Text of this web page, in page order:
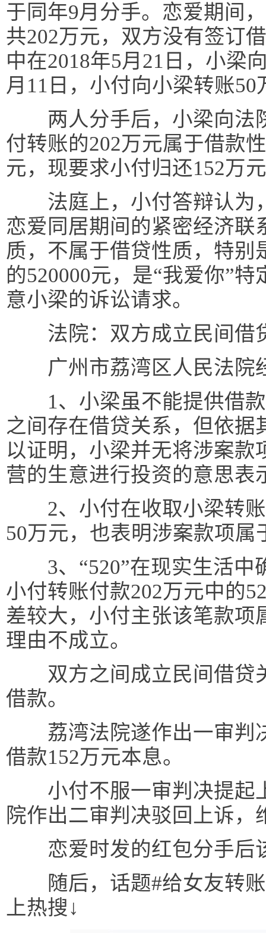
于同年9月分手。恋爱期间
共202万元，双方没有签订
中在2018年5月21日，小梁
月11日，小付向小梁转账50
两人分手后，小梁向法
付转账的202万元属于借款
元，现要求小付归还152万
法庭上，小付答辩认为
恋爱同居期间的紧密经济联
质，不属于借贷性质，特别
的520000元，是“我爱你”
意小梁的诉讼请求。
法院：双方成立民间借
广州市荔湾区人民法院
1、小梁虽不能提供借款
之间存在借贷关系，但依据
以证明，小梁并无将涉案款
营的生意进行投资的意思表
2、小付在收取小梁转账
50万元，也表明涉案款项属
3、“520”在现实生活中
小付转账付款202万元中的
差较大，小付主张该笔款项
理由不成立。
双方之间成立民间借贷
借款。
荔湾法院遂作出一审判
借款152万元本息。
小付不服一审判决提起
院作出二审判决驳回上诉，
恋爱时发的红包分手后
随后，话题#给女友转账
上热搜↓